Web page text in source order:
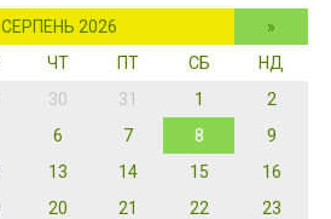
СЕРПЕНЬ 2026
»
ЧТ ПТ СБ
НД
30 31 1
2
6 7 8
9
13 14 15
16
20 21 22
23